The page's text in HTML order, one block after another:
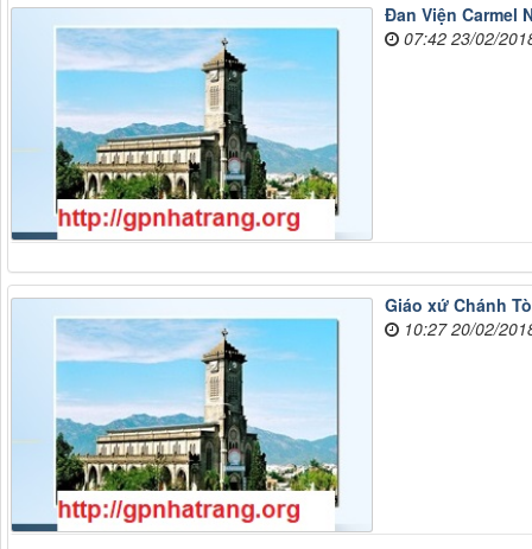
Đan Viện Carmel
07:42 23/02/
Giáo xứ Chánh
10:27 20/02/